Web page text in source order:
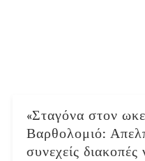
«Σταγόνα στον
Βαρθολομιό:
συνεχείς διακοπές